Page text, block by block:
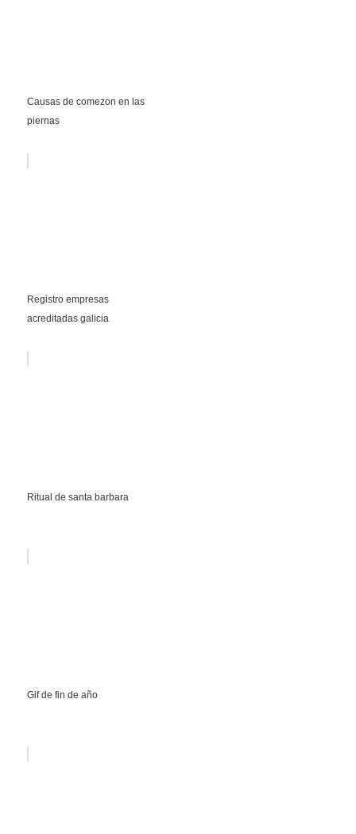
Causas de comezon en las
piernas
Registro empresas
acreditadas galicia
Ritual de santa barbara
Gif de fin de año